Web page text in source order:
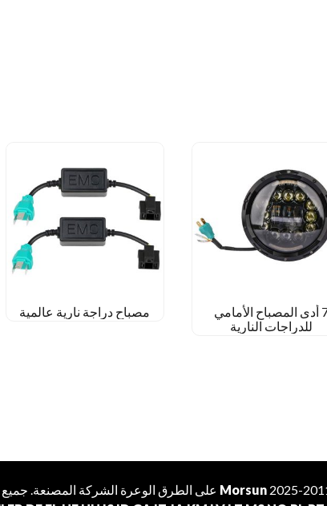
مصباح دراجة نارية عالمية
7 أدى المصباح الأمامي
للدراجات النارية
Morsun على الطرق الوعرة الشركة المصنعة.